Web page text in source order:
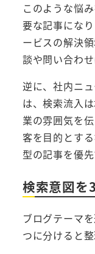
このような悩
要な記事にな
ービスの解決
談や問い合わせ
逆に、社内ニ
は、検索流入
業の雰囲気を
客を目的とす
型の記事を優先
検索意図を
ブログテーマ
つに分けると